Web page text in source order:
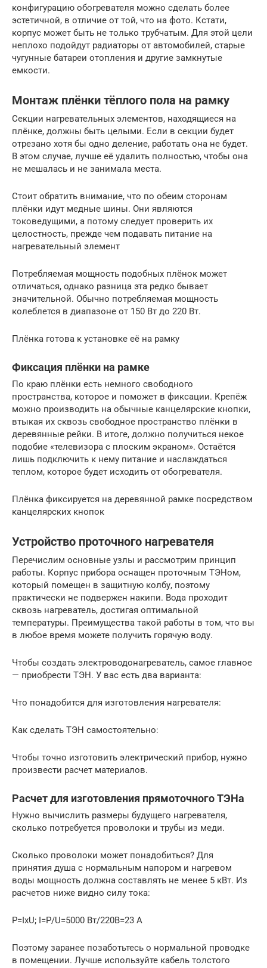
конфигурацию обогревателя можно сделать более
эстетичной, в отличие от той, что на фото. Кстати,
корпус может быть не только трубчатым. Для этой цели
неплохо подойдут радиаторы от автомобилей, старые
чугунные батареи отопления и другие замкнутые
емкости.
Монтаж плёнки тёплого пола на рамку
Секции нагревательных элементов, находящиеся на
плёнке, должны быть целыми. Если в секции будет
отрезано хотя бы одно деление, работать она не будет.
В этом случае, лучше её удалить полностью, чтобы она
не мешалась и не занимала места.
Стоит обратить внимание, что по обеим сторонам
плёнки идут медные шины. Они являются
токоведущими, а потому следует проверить их
целостность, прежде чем подавать питание на
нагревательный элемент
Потребляемая мощность подобных плёнок может
отличаться, однако разница эта редко бывает
значительной. Обычно потребляемая мощность
колеблется в диапазоне от 150 Вт до 220 Вт.
Плёнка готова к установке её на рамку
Фиксация плёнки на рамке
По краю плёнки есть немного свободного
пространства, которое и поможет в фиксации. Крепёж
можно производить на обычные канцелярские кнопки,
втыкая их сквозь свободное пространство плёнки в
деревянные рейки. В итоге, должно получиться некое
подобие «телевизора с плоским экраном». Остаётся
лишь подключить к нему питание и наслаждаться
теплом, которое будет исходить от обогревателя.
Плёнка фиксируется на деревянной рамке посредством
канцелярских кнопок
Устройство проточного нагревателя
Перечислим основные узлы и рассмотрим принцип
работы. Корпус прибора оснащен проточным ТЭНом,
который помещен в защитную колбу, поэтому
практически не подвержен накипи. Вода проходит
сквозь нагреватель, достигая оптимальной
температуры. Преимущества такой работы в том, что вы
в любое время можете получить горячую воду.
Чтобы создать электроводонагреватель, самое главное
— приобрести ТЭН. У вас есть два варианта:
Что понадобится для изготовления нагревателя:
Как сделать ТЭН самостоятельно:
Чтобы точно изготовить электрический прибор, нужно
произвести расчет материалов.
Расчет для изготовления прямоточного ТЭНа
Нужно вычислить размеры будущего нагревателя,
сколько потребуется проволоки и трубы из меди.
Сколько проволоки может понадобиться? Для
принятия душа с нормальным напором и нагревом
воды мощность должна составлять не менее 5 кВт. Из
расчетов ниже видно силу тока:
Р=IхU; I=P/U=5000 Вт/220В=23 А
Поэтому заранее позаботьтесь о нормальной проводке
в помещении. Лучше используйте кабель толстого